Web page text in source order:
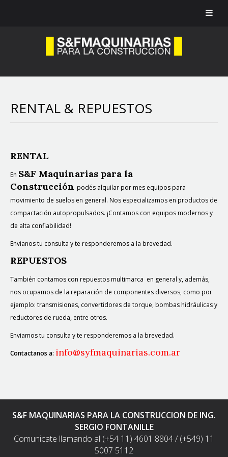
RENTAL & REPUESTOS
RENTAL
En S&F Maquinarias para la
Construcción podés alquilar por mes equipos para
movimiento de suelos en general. Nos especializamos en productos de
compactación autopropulsados. ¡Contamos con equipos modernos y
de alta confiabilidad!
Envianos tu consulta y te responderemos a la brevedad.
REPUESTOS
También contamos con repuestos multimarca en general y, además,
nos ocupamos de la reparación de componentes diversos, como por
ejemplo: transmisiones, convertidores de torque, bombas hidráulicas y
reductores de rueda, entre otros.
Enviamos tu consulta y te responderemos a la brevedad.
Contactanos a: info@syfmaquinarias.com.ar
S&F MAQUINARIAS PARA LA CONSTRUCCION DE ING.
SERGIO FONTANILLE
Comunicate llamando al (+54 11) 4601 8804 / (+549) 11
5007 5112